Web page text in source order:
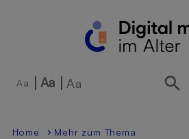
Direkt zur Hauptnavigation springen
Direkt zum Inhalt springen
Aa Aa Aa
Home Mehr zum Thema